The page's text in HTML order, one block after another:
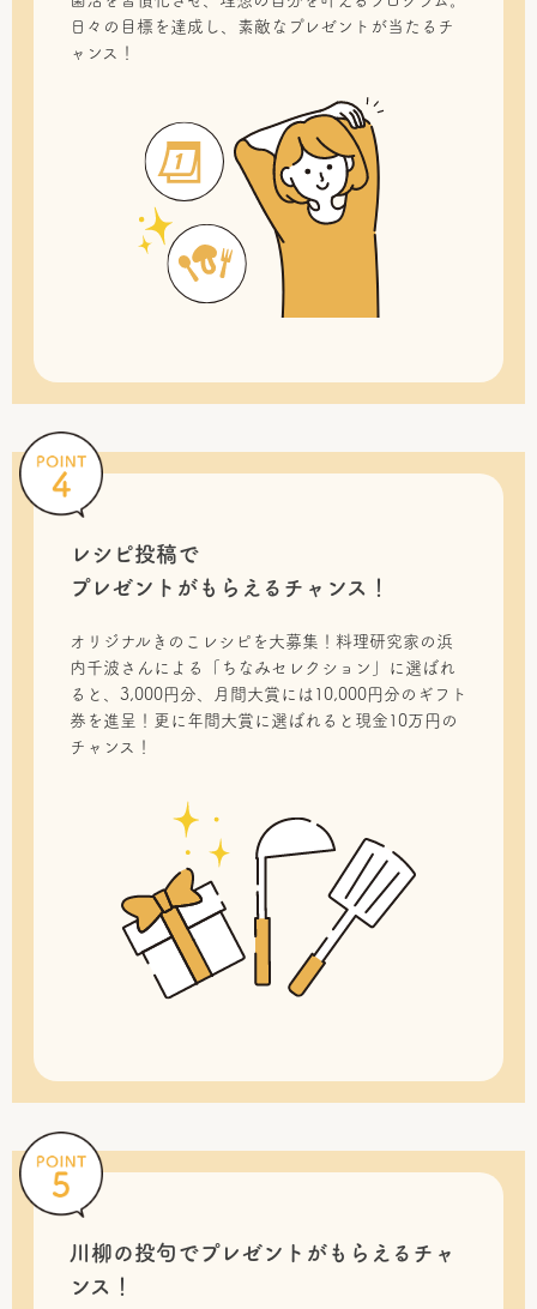
日々の目標を達成し、素敵なプレゼントが当たるチ
ャンス！
レシピ投稿で
プレゼントがもらえるチャンス！
オリジナルきのこレシピを大募集！料理研究家の浜
内千波さんによる「ちなみセレクション」に選ばれ
ると、3,000円分、月間大賞には10,000円分のギフト
券を進呈！更に年間大賞に選ばれると現金10万円の
チャンス！
川柳の投句でプレゼントがもらえるチャ
ンス！